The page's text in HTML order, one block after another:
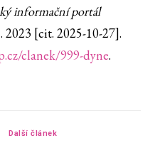
informační portál
[cit. 2025-10-27].
clanek/999-dyne.
Další článek